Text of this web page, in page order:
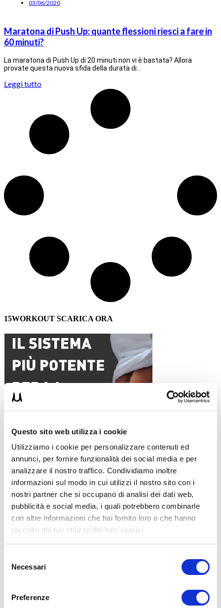
Questo sito web utilizza i cookie
Utilizziamo i cookie per personalizzare contenuti ed
annunci, per fornire funzionalità dei social media e per
analizzare il nostro traffico. Condividiamo inoltre
informazioni sul modo in cui utilizzi il nostro sito con i
nostri partner che si occupano di analisi dei dati web,
pubblicità e social media, i quali potrebbero combinarle
con altre informazioni che hai fornito loro o che hanno
raccolto dal tuo utilizzo dei loro servizi.
delNecessari
Preferenze
03/06/2020
Maratona di Push Up: quante flessioni riesci a fare in
60 minuti?
La maratona di Push Up di 20 minuti non vi è bastata? Allora
provate questa nuova sfida della durata di…
Leggi tutto
15WORKOUT SCARICA ORA
ALLENATI CON ME!